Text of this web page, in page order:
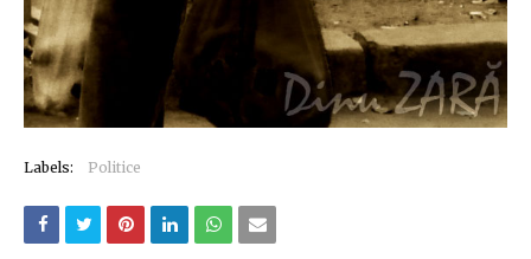
Labels: Politice